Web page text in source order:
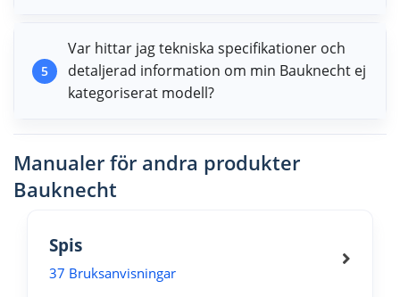
5
Var hittar jag tekniska specifikationer och
detaljerad information om min Bauknecht ej
kategoriserat modell?
Manualer för andra produkter
Bauknecht
Spis
37 Bruksanvisningar